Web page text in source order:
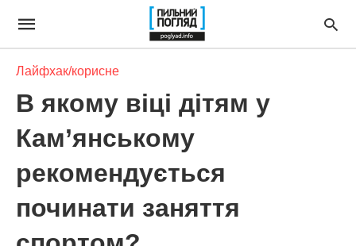
Лайфхак/корисне
В якому віці дітям у
Кам’янському
рекомендується
починати заняття